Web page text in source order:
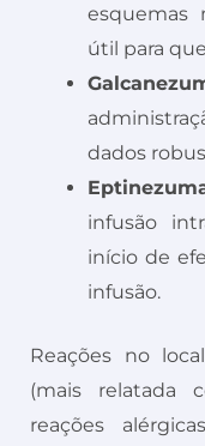
esquemas
útil para
dados
infusão
início de
infusão.
Reações no
(mais relatada
reações